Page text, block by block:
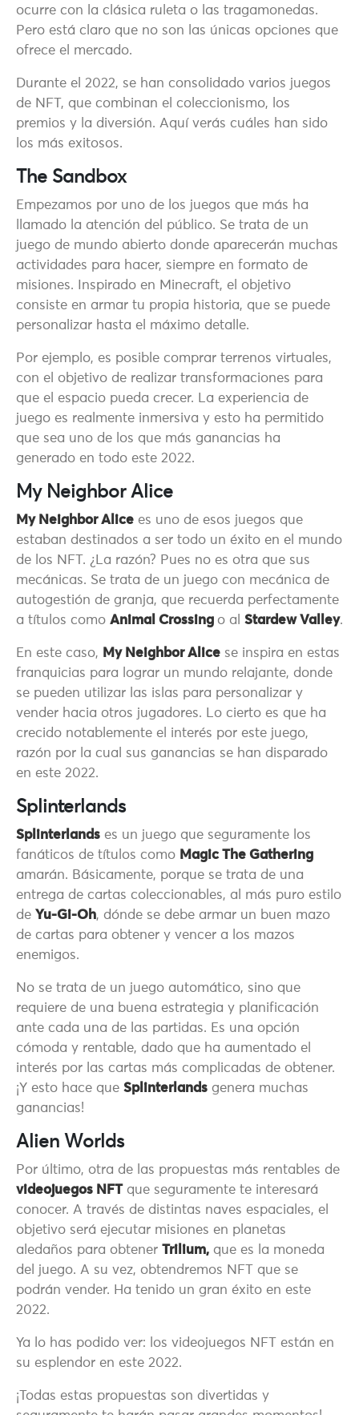
ocurre con la clásica ruleta o las tragamonedas.
Pero está claro que no son las únicas opciones que
ofrece el mercado.
Durante el 2022, se han consolidado varios juegos
de NFT, que combinan el coleccionismo, los
premios y la diversión. Aquí verás cuáles han sido
los más exitosos.
The Sandbox
Empezamos por uno de los juegos que más ha
llamado la atención del público. Se trata de un
juego de mundo abierto donde aparecerán muchas
actividades para hacer, siempre en formato de
misiones. Inspirado en Minecraft, el objetivo
consiste en armar tu propia historia, que se puede
personalizar hasta el máximo detalle.
Por ejemplo, es posible comprar terrenos virtuales,
con el objetivo de realizar transformaciones para
que el espacio pueda crecer. La experiencia de
juego es realmente inmersiva y esto ha permitido
que sea uno de los que más ganancias ha
generado en todo este 2022.
My Neighbor Alice
My Neighbor Alice es uno de esos juegos que
estaban destinados a ser todo un éxito en el mundo
de los NFT. ¿La razón? Pues no es otra que sus
mecánicas. Se trata de un juego con mecánica de
autogestión de granja, que recuerda perfectamente
a títulos como Animal Crossing o al Stardew Valley.
En este caso, My Neighbor Alice se inspira en estas
franquicias para lograr un mundo relajante, donde
se pueden utilizar las islas para personalizar y
vender hacia otros jugadores. Lo cierto es que ha
crecido notablemente el interés por este juego,
razón por la cual sus ganancias se han disparado
en este 2022.
Splinterlands
Splinterlands es un juego que seguramente los
fanáticos de títulos como Magic The Gathering
amarán. Básicamente, porque se trata de una
entrega de cartas coleccionables, al más puro estilo
de Yu-Gi-Oh, dónde se debe armar un buen mazo
de cartas para obtener y vencer a los mazos
enemigos.
No se trata de un juego automático, sino que
requiere de una buena estrategia y planificación
ante cada una de las partidas. Es una opción
cómoda y rentable, dado que ha aumentado el
interés por las cartas más complicadas de obtener.
¡Y esto hace que Splinterlands genera muchas
ganancias!
Alien Worlds
Por último, otra de las propuestas más rentables de
videojuegos NFTque seguramente te interesará
conocer. A través de distintas naves espaciales, el
objetivo será ejecutar misiones en planetas
aledaños para obtener Trilium, que es la moneda
del juego. A su vez, obtendremos NFT que se
podrán vender. Ha tenido un gran éxito en este
2022.
Ya lo has podido ver: los videojuegos NFT están en
su esplendor en este 2022.
¡Todas estas propuestas son divertidas y